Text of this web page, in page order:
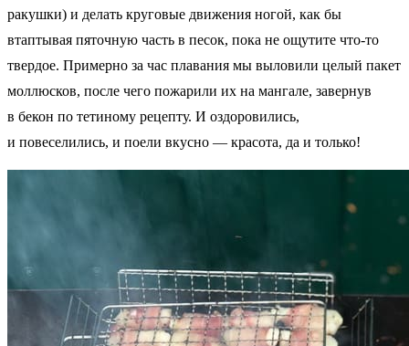
ракушки) и делать круговые движения ногой, как бы
втаптывая пяточную часть в песок, пока не ощутите что-то
твердое. Примерно за час плавания мы выловили целый пакет
моллюсков, после чего пожарили их на мангале, завернув
в бекон по тетиному рецепту. И оздоровились,
и повеселились, и поели вкусно — красота, да и только!